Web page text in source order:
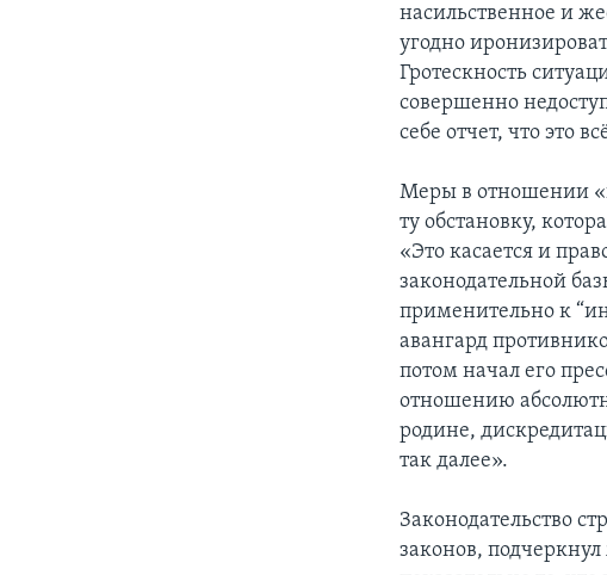
насильственное и
угодно
Гротескность
совершенно
себе отчет, что это
Меры в отношении
ту обстановку,
«Это касается и
законодательной
применительно к
авангард
потом начал его
отношению
родине,
так далее».
Законодательство
законов,